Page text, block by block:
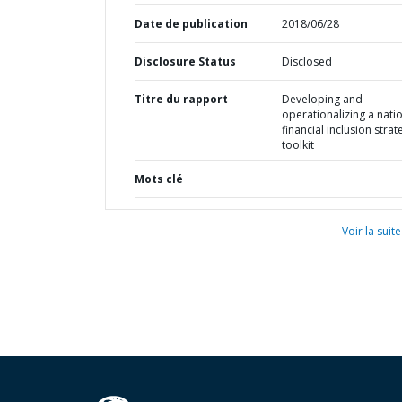
Date de publication 2018/06/28
Disclosure Status Disclosed
Titre du rapport
Developing and
operationalizing a
financial inclusion
toolkit
Mots clé
Voir la suite